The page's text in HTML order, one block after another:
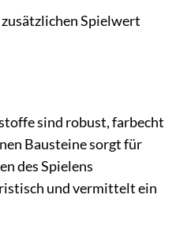
zusätzlichen Spielwert
sind robust, farbecht
Bausteine sorgt für
des Spielens
und vermittelt ein